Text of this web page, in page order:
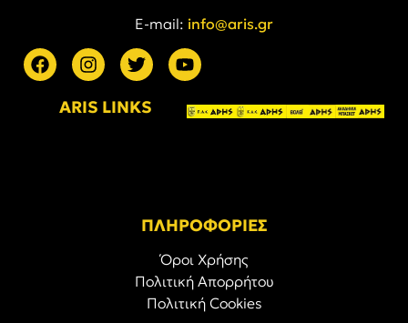
E-mail: info@aris.gr
ARIS LINKS
ΠΛΗΡΟΦΟΡΙΕΣ
Όροι Χρήσης
Πολιτική Απορρήτου
Πολιτική Cookies